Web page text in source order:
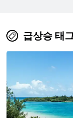
급상승 태